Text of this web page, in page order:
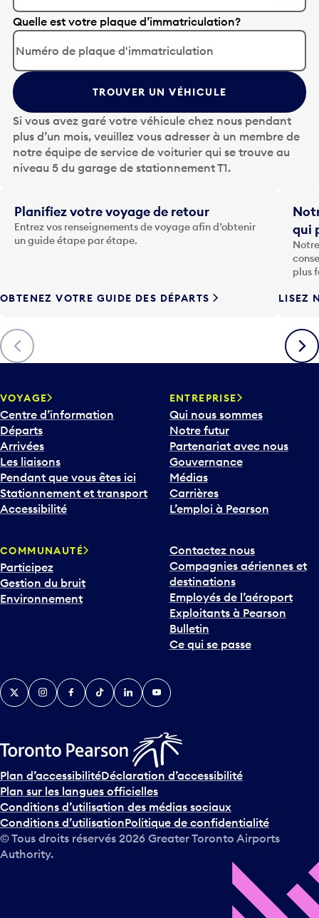
A
p
p
u
y
e
z
s
u
r
l
t
o
u
F
è
c
h
v
e
r
s
l
e
b
a
o
u
r
i
v
e
n
s
u
r
l
e
c
a
Quelle est votre plaque d’immatriculation?
TROUVER UN VÉHICULE
Si vous avez garé votre véhicule chez nous pendant
plus d’un mois, veuillez vous adresser à un membre de
notre équipe de service de voiturier qui se trouve au
niveau 5 du garage de stationnement T1.
Précédent
Planifiez votre voyage de retour
Entrez vos renseignements de voyage afin d’obtenir
un guide étape par étape.
OBTENEZ VOTRE GUIDE DES DÉPARTS
qui
plus
LISEZ
VOYAGE
Centre d’information
Départs
Arrivées
Les liaisons
Pendant que vous êtes ici
Stationnement et transport
Accessibilité
ENTREPRISE
Qui nous sommes
Notre futur
Partenariat avec nous
Gouvernance
Médias
Carrières
L’emploi à Pearson
COMMUNAUTÉ
Participez
Gestion du bruit
Environnement
Contactez nous
Compagnies aériennes et
destinations
Employés de l’aéroport
Exploitants à Pearson
Bulletin
Ce qui se passe
TwitterInstagramFacebook
TikTokLinkedInYouTube
Plan d’accessibilitéDéclaration d’accessibilité
Plan sur les langues officielles
Conditions d’utilisation des médias sociaux
Conditions d’utilisationPolitique de confidentialité
© Tous droits réservés 2026 Greater Toronto Airports
Authority.